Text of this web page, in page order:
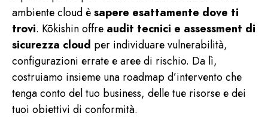
ambiente cloud è sapere esattamente dove ti
trovi. Kōkishin offre audit tecnici e assessment di
sicurezza cloud per individuare vulnerabilità,
configurazioni errate e aree di rischio. Da lì,
costruiamo insieme una roadmap d’intervento che
tenga conto del tuo business, delle tue risorse e dei
tuoi obiettivi di conformità.